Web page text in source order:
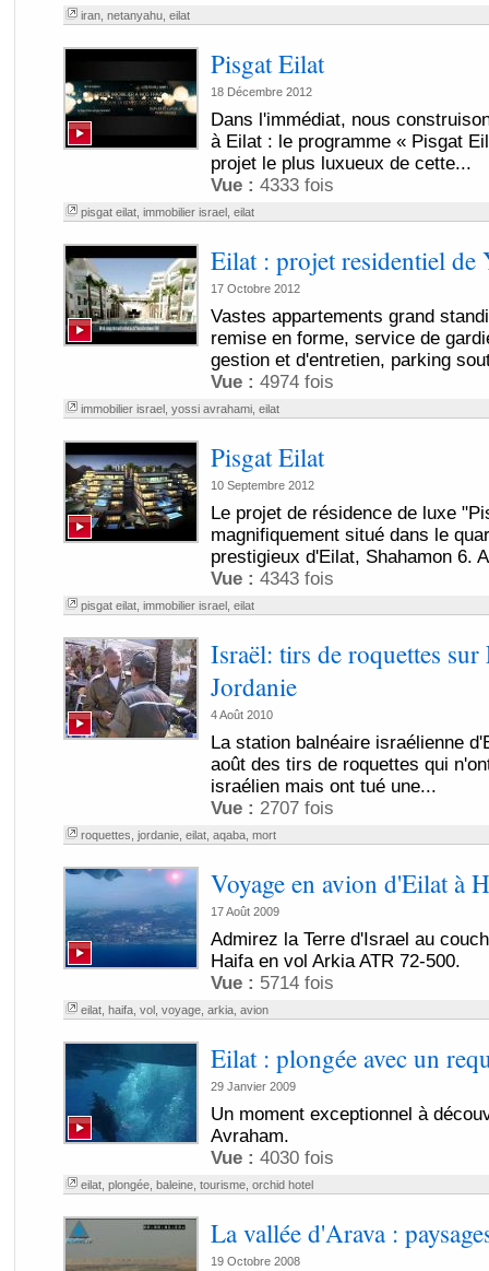
iran, netanyahu, eilat
Pisgat Eilat
18 Décembre 2012
Dans l'immédiat, nous
à Eilat : le programme « Pisgat
projet le plus luxueux de cette...
Vue : 4333 fois
pisgat eilat, immobilier israel, eilat
Eilat : projet residentiel de
17 Octobre 2012
Vastes appartements grand
remise en forme, service de
gestion et d'entretien, parking
Vue : 4974 fois
immobilier israel, yossi avrahami, eilat
Pisgat Eilat
10 Septembre 2012
Le projet de résidence de luxe
magnifiquement situé dans le
prestigieux d'Eilat, Shahamon 6.
Vue : 4343 fois
pisgat eilat, immobilier israel, eilat
Israël: tirs de roquettes
Jordanie
4 Août 2010
La station balnéaire israélienne
août des tirs de roquettes qui
israélien mais ont tué une...
Vue : 2707 fois
roquettes jordanie, eilat, aqaba, mort
Voyage en avion d'Eilat à
17 Août 2009
Admirez la Terre d'Israel au
Haifa en vol Arkia ATR 72-500.
Vue : 5714 fois
eilat, haifa, vol, voyage, arkia, avion
Eilat : plongée avec un
29 Janvier 2009
Un moment exceptionnel à
Avraham.
Vue : 4030 fois
eilat, plongée, baleine, tourisme, orchid hotel
La vallée d'Arava :
19 Octobre 2008